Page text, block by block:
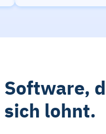
Software,
sich lohnt.